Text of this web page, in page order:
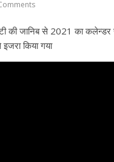
की जानिब से 2021 का कलेन्डर
किया गया